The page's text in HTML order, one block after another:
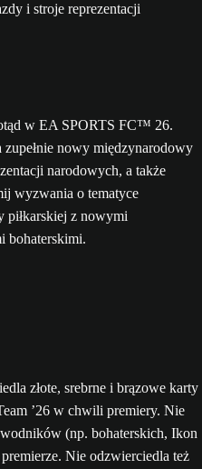
w EA SPORTS FC™ 26.
nowy międzynarodowy
narodowych, a także
wyzwania o tematyce
piłkarskiej z nowymi
bohaterskimi.
złote, srebrne i brązowe karty
’26 w chwili premiery. Nie
(np. bohaterskich, Ikon
Nie odzwierciedla też